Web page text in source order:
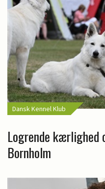
Dansk Kennel Klub
Logrende
Bornholm